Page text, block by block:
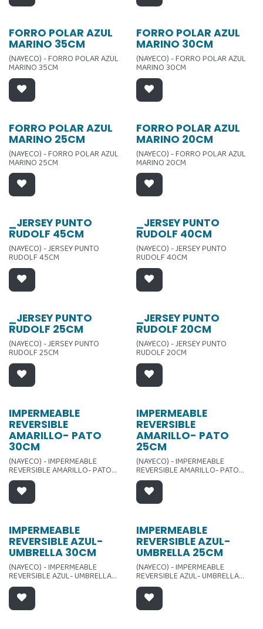
FORRO POLAR AZUL
MARINO 35CM
(NAYECO) - FORRO POLAR AZUL
MARINO 35CM
FORRO POLAR AZUL
MARINO 30CM
(NAYECO) - FORRO POLAR AZUL
MARINO 30CM
FORRO POLAR AZUL
MARINO 25CM
(NAYECO) - FORRO POLAR AZUL
MARINO 25CM
FORRO POLAR AZUL
MARINO 20CM
(NAYECO) - FORRO POLAR AZUL
MARINO 20CM
_JERSEY PUNTO
RUDOLF 45CM
(NAYECO) - JERSEY PUNTO
RUDOLF 45CM
_JERSEY PUNTO
RUDOLF 40CM
(NAYECO) - JERSEY PUNTO
RUDOLF 40CM
_JERSEY PUNTO
RUDOLF 25CM
(NAYECO) - JERSEY PUNTO
RUDOLF 25CM
_JERSEY PUNTO
RUDOLF 20CM
(NAYECO) - JERSEY PUNTO
RUDOLF 20CM
IMPERMEABLE
REVERSIBLE
AMARILLO- PATO
30CM
(NAYECO) - IMPERMEABLE
REVERSIBLE AMARILLO- PATO
30CM
IMPERMEABLE
REVERSIBLE
AMARILLO- PATO
25CM
(NAYECO) - IMPERMEABLE
REVERSIBLE AMARILLO- PATO
25CM
IMPERMEABLE
REVERSIBLE AZUL-
UMBRELLA 30CM
(NAYECO) - IMPERMEABLE
REVERSIBLE AZUL- UMBRELLA
30CM
IMPERMEABLE
REVERSIBLE AZUL-
UMBRELLA 25CM
(NAYECO) - IMPERMEABLE
REVERSIBLE AZUL- UMBRELLA
25CM